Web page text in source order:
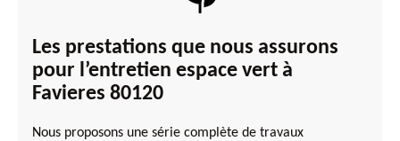
Les prestations que nous assurons
pour l’entretien espace vert à
Favieres 80120
Nous proposons une série complète de travaux